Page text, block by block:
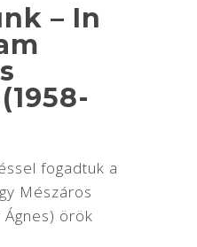
– In
fogadtuk a
Mészáros
örök